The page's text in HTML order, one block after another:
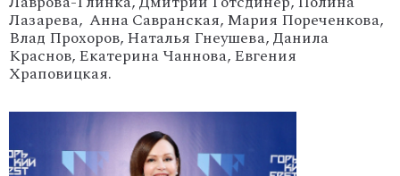
Лазарева, Анна Савранская, Мария Пореченкова,
Влад Прохоров, Наталья Гнеушева, Данила
Краснов, Екатерина Чаннова, Евгения
Храповицкая.
'